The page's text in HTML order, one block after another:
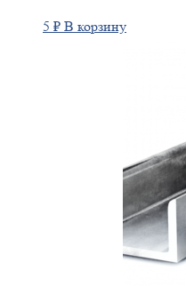
5 ₽ В корзину